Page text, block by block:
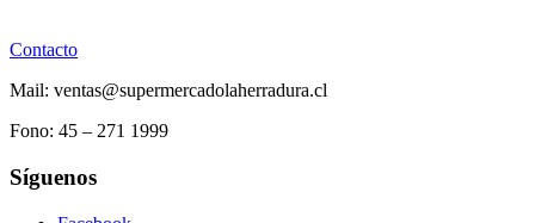
Contacto
Mail: ventas@supermercadolaherradura.cl
Fono: 45 – 271 1999
Síguenos